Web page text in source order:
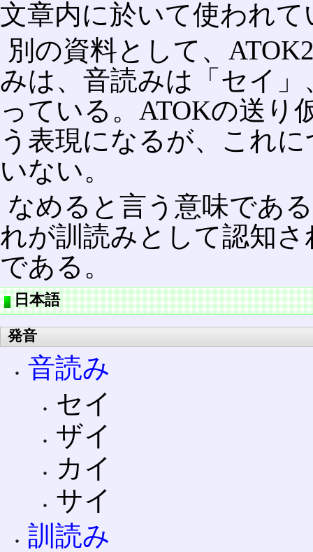
文章内に於いて使われ
別の資料として、
みは、音読みは「セイ
っている。ATOKの送り
う表現になるが、これ
いない。
なめると言う意味であ
れが訓読みとして認知
である。
日本語
発音
音読み
セイ
ザイ
カイ
サイ
訓読み